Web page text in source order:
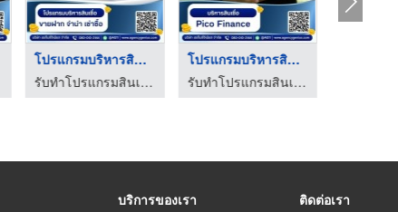
โปรแกรมบริหารสินเชื่ ...
รับทำโปรแกรมสินเชื่อ - Agencygenius
โปรแกรมบริหารสินเชื่ ...
รับทำโปรแกรมสินเชื่อ - Agencygenius
บริการของเรา ติดต่อเรา